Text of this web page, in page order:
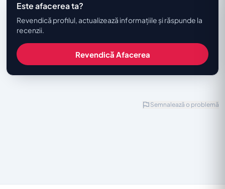
Este afacerea ta?
Revendică profilul, actualizează informațiile și răspunde la
recenzii.
Revendică Afacerea
Semnalează o problemă